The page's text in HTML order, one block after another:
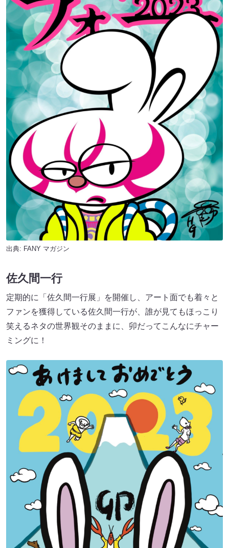
出典: FANY マガジン
佐久間一行
定期的に「佐久間一行展」を開催し、アート面でも着々と
ファンを獲得している佐久間一行が、誰が見てもほっこり
笑えるネタの世界観そのままに、卯だってこんなにチャー
ミングに！